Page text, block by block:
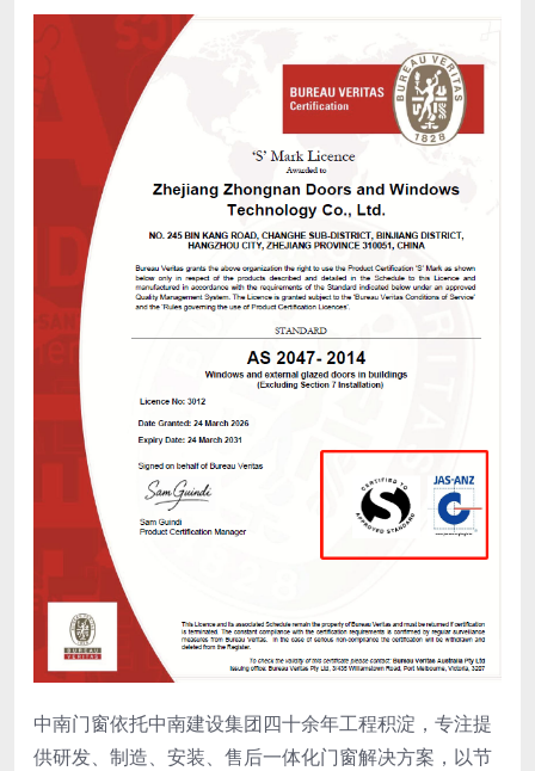
中南门窗依托中南建设集团四十余年工程积淀，专注提
供研发、制造、安装、售后一体化门窗解决方案，以节